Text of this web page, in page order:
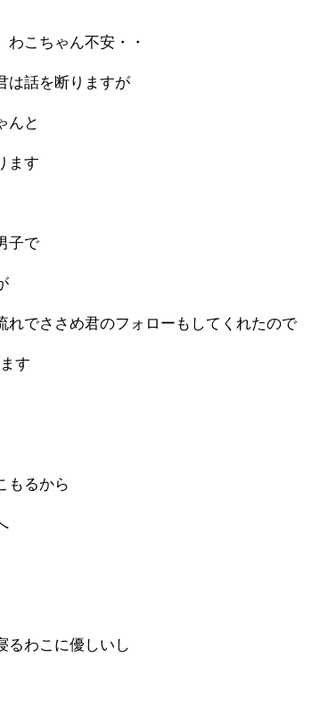
こちゃん不安・・
は話を断りますが
んと
ます
子で
でささめ君のフォローもしてくれたので
す
もるから
るわこに優しいし